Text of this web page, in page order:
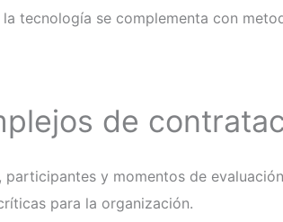
tecnología se complementa con
de
y momentos de
para la organización.